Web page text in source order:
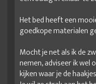
Het bed heeft een
goedkope materialen
Mocht je net als ik de
nemen, adviseer ik wel
kijken waar je de